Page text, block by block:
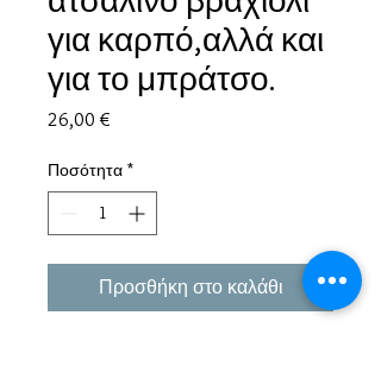
για καρπό,αλλά και
για το μπράτσο.
26,00 €
Ποσότητα *
Προσθήκη στο καλάθι